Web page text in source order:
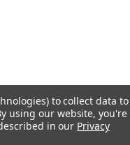
to collect data to
using our website, you're
in our Privacy